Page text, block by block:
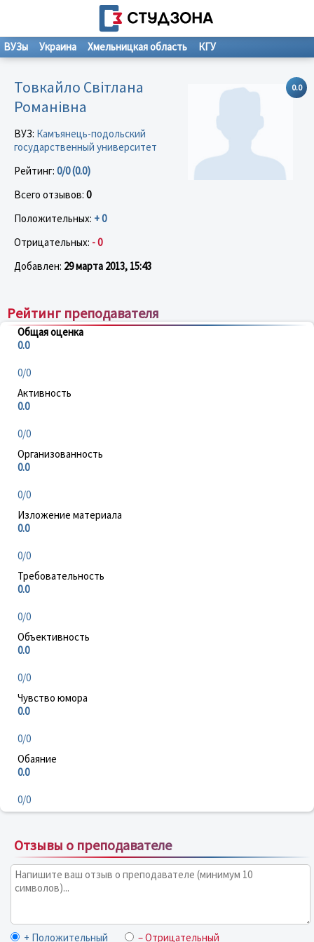
ВУЗы Украина Хмельницкая область КГУ
0.0
Товкайло Світлана
Романівна
ВУЗ: Камъянець-подольский
государственный университет
Рейтинг: 0/0 (0.0)
Всего отзывов: 0
Положительных: + 0
Отрицательных: - 0
Добавлен: 29 марта 2013, 15:43
Рейтинг преподавателя
Общая оценка
0.0
0/0
Активность
0.0
0/0
Организованность
0.0
0/0
Изложение материала
0.0
0/0
Требовательность
0.0
0/0
Объективность
0.0
0/0
Чувство юмора
0.0
0/0
Обаяние
0.0
0/0
Отзывы о преподавателе
+ Положительный – Отрицательный